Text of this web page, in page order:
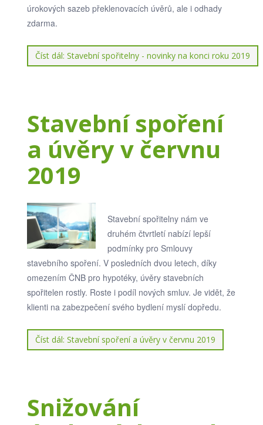
úrokových sazeb překlenovacích úvěrů, ale i odhady
zdarma.
Číst dál: Stavební spořitelny - novinky na konci roku 2019
Stavební spoření
a úvěry v červnu
2019
Stavební spořitelny nám ve
druhém čtvrtletí nabízí lepší
podmínky pro Smlouvy
stavebního spoření. V posledních dvou letech, díky
omezením ČNB pro hypotéky, úvěry stavebních
spořitelen rostly. Roste i podíl nových smluv. Je vidět, že
klienti na zabezpečení svého bydlení myslí dopředu.
Číst dál: Stavební spoření a úvěry v červnu 2019
Snižování